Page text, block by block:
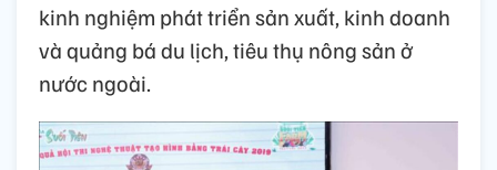
kinh nghiệm phát triển sản xuất, kinh doanh
và quảng bá du lịch, tiêu thụ nông sản ở
nước ngoài.